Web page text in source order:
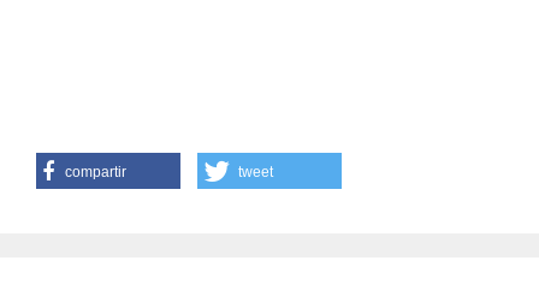
compartir tweet